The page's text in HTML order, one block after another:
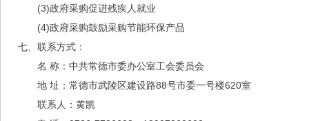
(3)政府采购促进残疾人就业
(4)政府采购鼓励采购节能环保产品
七、联系方式：
名 称： 中共常德市委办公室工会委员会
地 址：常德市武陵区建设路88号市委一号楼620室
联系人：黄凯